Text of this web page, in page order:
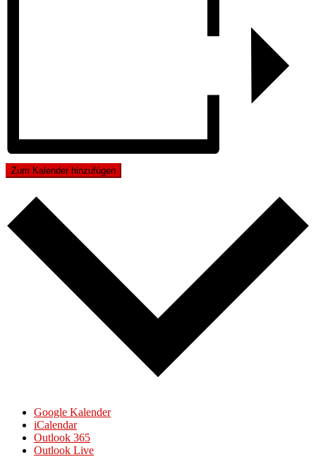
Zum Kalender hinzufügen
Google Kalender
iCalendar
Outlook 365
Outlook Live